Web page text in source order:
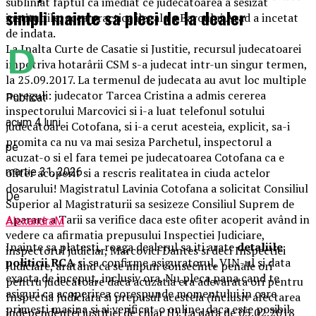
institutiile, acea practica ilegala a Baroului Arad a incetat
de indata.
La Inalta Curte de Casatie si Justitie, recursul judecatoarei
impotriva hotarârii CSM s-a judecat intr-un singur termen,
la 25.09.2017. La termenul de judecata au avut loc multiple
nereguli: judecator Tarcea Cristina a admis cererea
inspectorului Marcovici si i-a luat telefonul sotului
judecatoarei Cotofana, si i-a cerut acesteia, explicit, sa-i
promita ca nu va mai sesiza Parchetul, inspectorul a
acuzat-o si el fara temei pe judecatoarea Cotofana ca e
ofiter acoperit si a rescris realitatea in ciuda actelor
dosarului! Magistratul Lavinia Cotofana a solicitat Consiliul
Superior al Magistraturii sa sesizeze Consiliul Suprem de
Aparare a Tarii sa verifice daca este ofiter acoperit având in
vedere ca afirmatia prepusului Inspectiei Judiciare,
inspectorul judiciar, Marcovici Dantes si deci Inspectiei
Judiciare, aratând ca se impun consecinte penale ori
pentru judecatoare daca acuzatia era adevarata ori pentru
Inspectia Judiciara si prepusul acesteia (inclusiv afectarea
independentei justitiei de chiar IJ). La data de 05.02.2018
simpli inainte sa pleci de la dealer
Publicat
acum 4 luni
pe
martie 31, 2026
De
AlexandraM
Inainte sa platesti, roaga dealerul sa iti aratedetaliile
politicii RCAsi sa confirme asiguratorul, VIN-ul si data
exacta de inceput, inclusiv ora. Nu pleca pana cand te
asiguri ca acoperirea corespunde momentului in care
primesti masina si ai verificat-o online, daca este posibil.